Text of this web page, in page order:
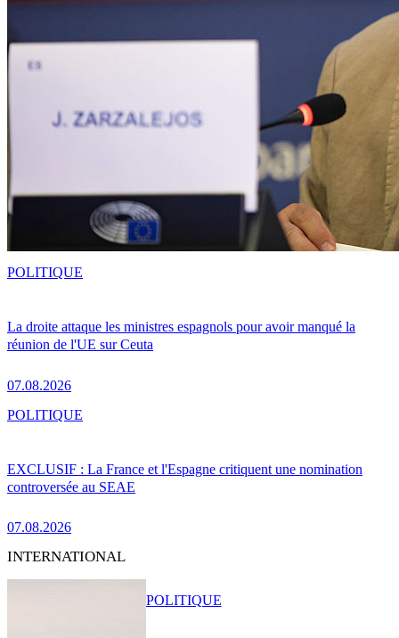
La droite attaque les ministres espagnols pour avoir manqué la
réunion de l'UE sur Ceuta
07.08.2026
POLITIQUE
EXCLUSIF : La France et l'Espagne critiquent une nomination
controversée au SEAE
07.08.2026
POLITIQUE
INTERNATIONAL
POLITIQUE